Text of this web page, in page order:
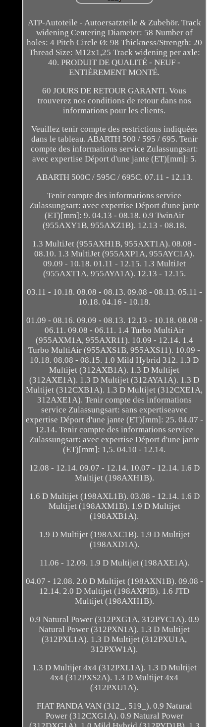
ATP-Autoteile - Autoersatzteile & Zubehör. Track
widening Centering Diameter: 58 Number of
holes: 4 Pitch Circle Ø: 98 Thickness/Strength: 20
Thread Size: M12x1,25 Track widening per axle:
40. PRODUIT DE QUALITÉ - NEUF -
ENTIÈREMENT MONTÉ.
60 JOURS DE RETOUR GARANTI. Vous
trouverez nos conditions de retour dans nos
informations pour les clients.
Veuillez tenir compte des restrictions indiquées
dans le tableau. ABARTH 500 / 595 / 695. Tenir
compte des informations service Zulassungsart:
avec expertise Déport d'une jante (ET)[mm]: 5.
ABARTH 500C / 595C / 695C. 07.11 - 12.13.
Tenir compte des informations service
Zulassungsart: avec expertise Déport d'une jante
(ET)[mm]: 9. 04.13 - 08.18. 0.9 TwinAir
(955AXY1B, 955AXZ1B). 12.13 - 08.18.
1.3 MultiJet (955AXH1B, 955AXT1A). 08.08 -
08.10. 1.3 MultiJet (955AXP1A, 955AYC1A).
09.09 - 10.18. 01.11 - 12.15. 1.3 MultiJet
(955AXT1A, 955AYA1A). 12.13 - 12.15.
03.11 - 10.18. 08.08 - 08.13. 09.08 - 08.13. 05.11 -
10.18. 04.16 - 10.18.
01.09 - 08.16. 09.09 - 08.13. 12.13 - 10.18. 08.08 -
06.11. 09.08 - 06.11. 1.4 Turbo MultiAir
(955AXM1A, 955AXR11). 10.09 - 12.14. 1.4
Turbo MultiAir (955AXS1B, 955AXS11). 10.09 -
10.18. 08.08 - 08.15. 1.0 Mild Hybrid 312. 1.3 D
Multijet (312AXB1A). 1.3 D Multijet
(312AXE1A). 1.3 D Multijet (312AYA1A). 1.3 D
Multijet (312CXB1A). 1.3 D Multijet (312CXE1A,
312AXE1A). Tenir compte des informations
service Zulassungsart: sans expertiseavec
expertise Déport d'une jante (ET)[mm]: 25. 04.07 -
12.14. Tenir compte des informations service
Zulassungsart: avec expertise Déport d'une jante
(ET)[mm]: 1,5. 04.10 - 12.14.
12.08 - 12.14. 09.07 - 12.14. 10.07 - 12.14. 1.6 D
Multijet (198AXH1B).
1.6 D Multijet (198AXL1B). 03.08 - 12.14. 1.6 D
Multijet (198AXM1B). 1.9 D Multijet
(198AXB1A).
1.9 D Multijet (198AXC1B). 1.9 D Multijet
(198AXD1A).
11.06 - 12.09. 1.9 D Multijet (198AXE1A).
04.07 - 12.08. 2.0 D Multijet (198AXN1B). 09.08 -
12.14. 2.0 D Multijet (198AXPIB). 1.6 JTD
Multijet (198AXH1B).
0.9 Natural Power (312PXG1A, 312PYC1A). 0.9
Natural Power (312PXN1A). 1.3 D Multijet
(312PXL1A). 1.3 D Multijet (312PXU1A,
312PXW1A).
1.3 D Multijet 4x4 (312PXL1A). 1.3 D Multijet
4x4 (312PXS2A). 1.3 D Multijet 4x4
(312PXU1A).
FIAT PANDA VAN (312_, 519_). 0.9 Natural
Power (312CXG1A). 0.9 Natural Power